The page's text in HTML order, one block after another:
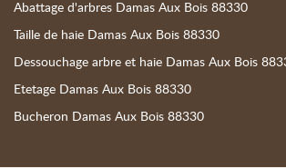
Abattage d'arbres Damas Aux Bois 88330
Taille de haie Damas Aux Bois 88330
Dessouchage arbre et haie Damas Aux Bois
Etetage Damas Aux Bois 88330
Bucheron Damas Aux Bois 88330